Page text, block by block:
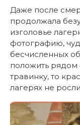
Даже после
продолжала
изголовье
фотографию,
бесчисленных
положить рядом
травинку, то
лагерях не